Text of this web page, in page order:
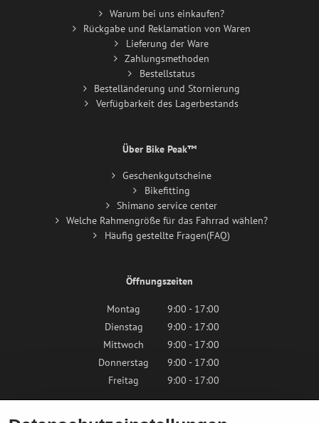
Warum bei uns einkaufen?
Rückgabe und Reklamation von Waren
Lieferung der Ware
Zahlungsmethoden
Bestellstatus
Bestelländerung und Stornierung
Verfügbarkeit des Lagerbestands
Über Bike Peak™
Geschenkgutscheine
Bikefitting
Shimano service center
Welche Rahmengröße für das Fahrrad wählen?
Häufig gestellte Fragen(FAQ)
Öffnungszeiten
Montag
9:00 - 17:00
Dienstag
9:00 - 17:00
Mittwoch
9:00 - 17:00
Donnerstag
9:00 - 17:00
Freitag
9:00 - 17:00
Samstag 9:00 - 12:00